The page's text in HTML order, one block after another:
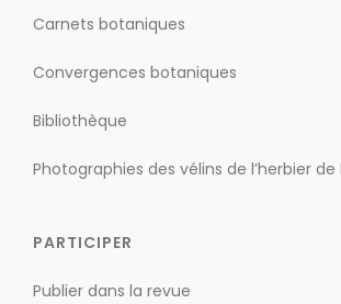
Carnets botaniques
Convergences botaniques
Bibliothèque
Photographies des vélins de l’herbier
PARTICIPER
Publier dans la revue